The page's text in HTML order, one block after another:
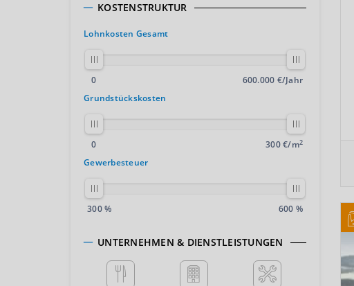
KOSTENSTRUKTUR
Lohnkosten Gesamt
0
600.000 €/Jahr
Grundstückskosten
0 300 €/m2
Gewerbesteuer
300 % 600 %
UNTERNEHMEN & DIENSTLEISTUNGEN